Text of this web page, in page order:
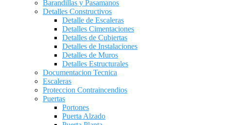
Barandillas y Pasamanos
Detalles Constructivos
Detalle de Escaleras
Detalles Cimentaciones
Detalles de Cubiertas
Detalles de Instalaciones
Detalles de Muros
Detalles Estructurales
Documentacion Tecnica
Escaleras
Proteccion Contraincendios
Puertas
Portones
Puerta Alzado